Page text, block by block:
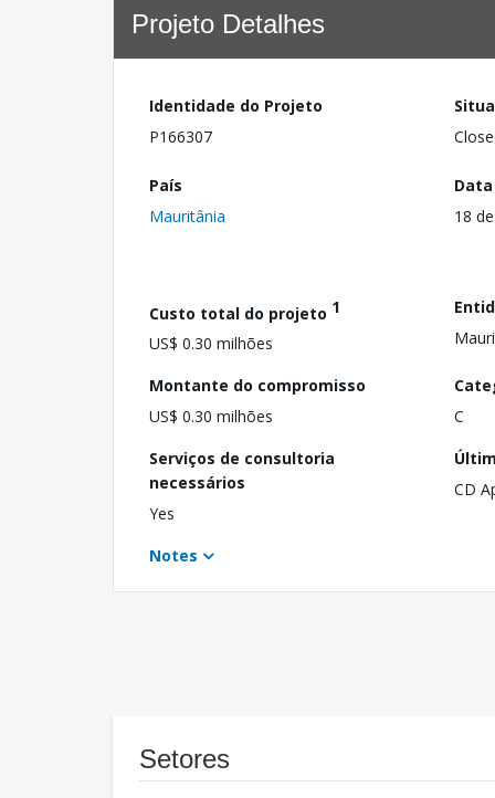
Projeto Detalhes
Identidade do Projeto
P166307
País
Mauritânia
18
Custo total do projeto 1
US$ 0.30 milhões
Montante do compromisso
US$ 0.30 milhões
C
Serviços de consultoria
necessários
Yes
CD
Notes
Setores